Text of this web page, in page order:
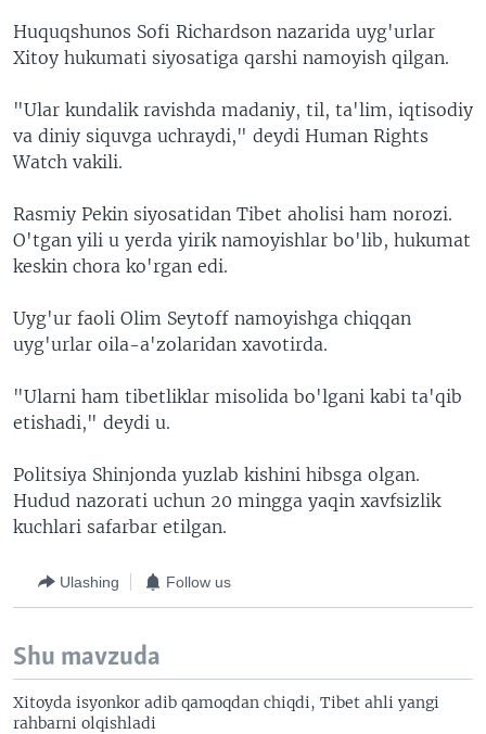
Huquqshunos Sofi Richardson nazarida uyg'urlar
Xitoy hukumati siyosatiga qarshi namoyish qilgan.
"Ular kundalik ravishda madaniy, til, ta'lim, iqtisodiy
va diniy siquvga uchraydi," deydi Human Rights
Watch vakili.
Rasmiy Pekin siyosatidan Tibet aholisi ham norozi.
O'tgan yili u yerda yirik namoyishlar bo'lib, hukumat
keskin chora ko'rgan edi.
Uyg'ur faoli Olim Seytoff namoyishga chiqqan
uyg'urlar oila-a'zolaridan xavotirda.
"Ularni ham tibetliklar misolida bo'lgani kabi ta'qib
etishadi," deydi u.
Politsiya Shinjonda yuzlab kishini hibsga olgan.
Hudud nazorati uchun 20 mingga yaqin xavfsizlik
kuchlari safarbar etilgan.
Ulashing Follow us
Shu mavzuda
Xitoyda isyonkor adib qamoqdan chiqdi, Tibet ahli yangi
rahbarni olqishladi